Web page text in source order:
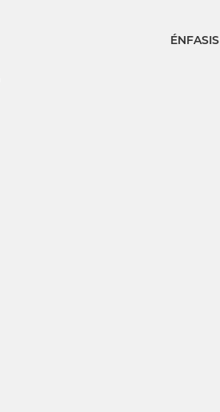
ÉNFASIS